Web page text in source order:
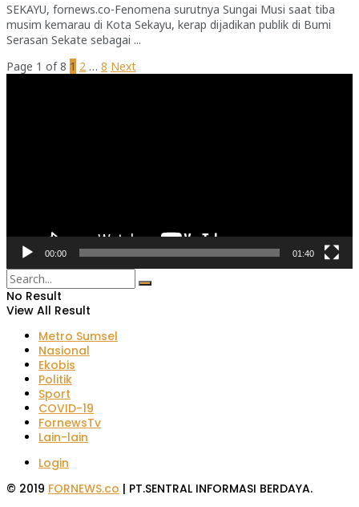
SEKAYU, fornews.co-Fenomena surutnya Sungai Musi saat tiba
musim kemarau di Kota Sekayu, kerap dijadikan publik di Bumi
Serasan Sekate sebagai ...
Page 1 of 8 1 2 … 8 Next
00:00 01:40
No Result
View All Result
Metro Sumsel
Nasional
Ekobis
Politik
Sport
COVID-19
FornewsTv
Lain-lain
Login
© 2019 FORNEWS.co | PT.SENTRAL INFORMASI BERDAYA.